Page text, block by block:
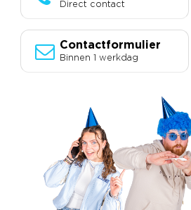
Direct contact
Contactformulier
Binnen 1 werkdag